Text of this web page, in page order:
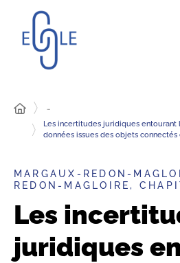
…
Les incertitudes juridiques entourant
données issues des objets connectés
MARGAUX-REDON-
REDON-MAGLOIRE,
Les
juridiques